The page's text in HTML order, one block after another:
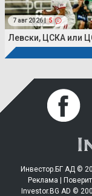
7 авг 2026 | 5
Левски, ЦСКА или
Инвестор.БГ АД ©
Реклама
Investor.BG AD ©